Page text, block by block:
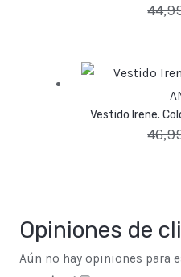
Vestido Irene.
Opiniones de
Aún no hay opiniones para